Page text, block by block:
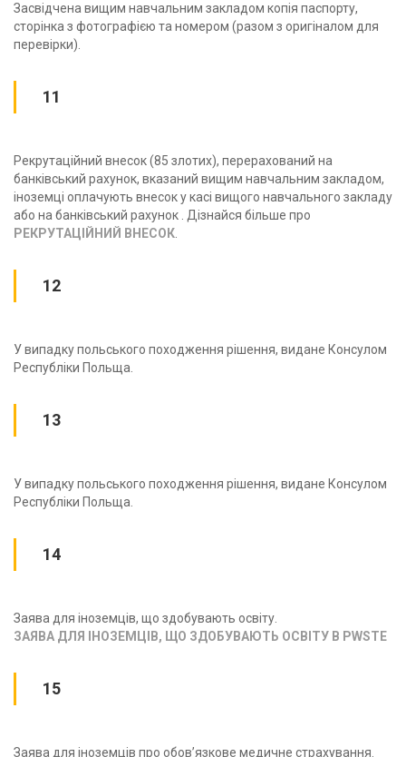
Засвідчена вищим навчальним закладом копія паспорту,
сторінка з фотографією та номером (разом з оригіналом для
перевірки).
11
Рекрутаційний внесок (85 злотих), перерахований на
банківський рахунок, вказаний вищим навчальним закладом,
іноземці оплачують внесок у касі вищого навчального закладу
або на банківський рахунок . Дізнайся більше про
РЕКРУТАЦІЙНИЙ ВНЕСОК
12
У випадку польського походження рішення, видане Консулом
Республіки Польща.
13
У випадку польського походження рішення, видане Консулом
Республіки Польща.
14
Заява для іноземців, що здобувають освіту.
ЗАЯВА ДЛЯ ІНОЗЕМЦІВ, ЩО ЗДОБУВАЮТЬ ОСВІТУ В PWSTE
15
Заява для іноземців про обов’язкове медичне страхування.